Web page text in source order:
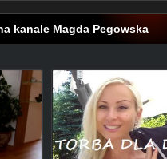
kanale Magda Pegowska